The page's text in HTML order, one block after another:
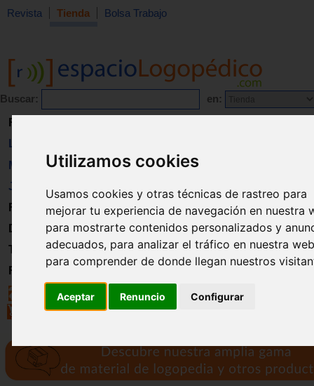
Utilizamos cookies
Usamos cookies y otras técnicas de rastreo para
mejorar tu experiencia de navegación en nuestra
para mostrarte contenidos personalizados y
adecuados, para analizar el tráfico en nuestra
para comprender de donde llegan nuestros
Aceptar Renuncio Configurar
Revista Tienda Bolsa Trabajo
Buscar: en:
Revista
Libros
Material
Juguetes
Formación
Directorio
Trabajo
Registro